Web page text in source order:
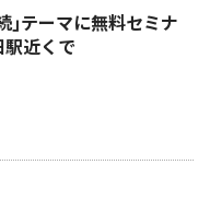
｣テーマに無料セミナ
近くで